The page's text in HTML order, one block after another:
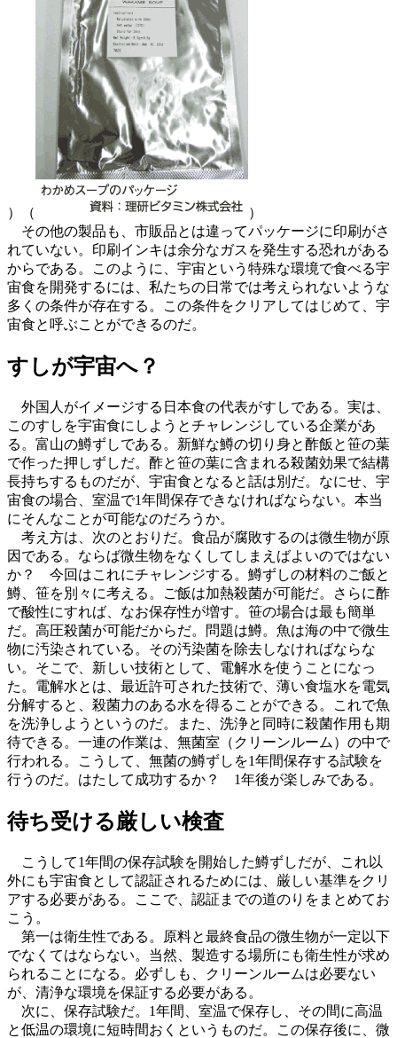
）（
）
その他の製品も、市販品とは違ってパッケージに印刷がさ
れていない。印刷インキは余分なガスを発生する恐れがある
からである。このように、宇宙という特殊な環境で食べる宇
宙食を開発するには、私たちの日常では考えられないような
多くの条件が存在する。この条件をクリアしてはじめて、宇
宙食と呼ぶことができるのだ。
すしが宇宙へ？
外国人がイメージする日本食の代表がすしである。実は、
このすしを宇宙食にしようとチャレンジしている企業があ
る。富山の鱒ずしである。新鮮な鱒の切り身と酢飯と笹の葉
で作った押しずしだ。酢と笹の葉に含まれる殺菌効果で結構
長持ちするものだが、宇宙食となると話は別だ。なにせ、宇
宙食の場合、室温で1年間保存できなければならない。本当
にそんなことが可能なのだろうか。
考え方は、次のとおりだ。食品が腐敗するのは微生物が原
因である。ならば微生物をなくしてしまえばよいのではない
か？ 今回はこれにチャレンジする。鱒ずしの材料のご飯と
鱒、笹を別々に考える。ご飯は加熱殺菌が可能だ。さらに酢
で酸性にすれば、なお保存性が増す。笹の場合は最も簡単
だ。高圧殺菌が可能だからだ。問題は鱒。魚は海の中で微生
物に汚染されている。その汚染菌を除去しなければならな
い。そこで、新しい技術として、電解水を使うことになっ
た。電解水とは、最近許可された技術で、薄い食塩水を電気
分解すると、殺菌力のある水を得ることができる。これで魚
を洗浄しようというのだ。また、洗浄と同時に殺菌作用も期
待できる。一連の作業は、無菌室（クリーンルーム）の中で
行われる。こうして、無菌の鱒ずしを1年間保存する試験を
行うのだ。はたして成功するか？ 1年後が楽しみである。
待ち受ける厳しい検査
こうして1年間の保存試験を開始した鱒ずしだが、これ以
外にも宇宙食として認証されるためには、厳しい基準をクリ
アする必要がある。ここで、認証までの道のりをまとめてお
こう。
第一は衛生性である。原料と最終食品の微生物が一定以下
でなくてはならない。当然、製造する場所にも衛生性が求め
られることになる。必ずしも、クリーンルームは必要ない
が、清浄な環境を保証する必要がある。
次に、保存試験だ。1年間、室温で保存し、その間に高温
と低温の環境に短時間おくというものだ。この保存後に、微